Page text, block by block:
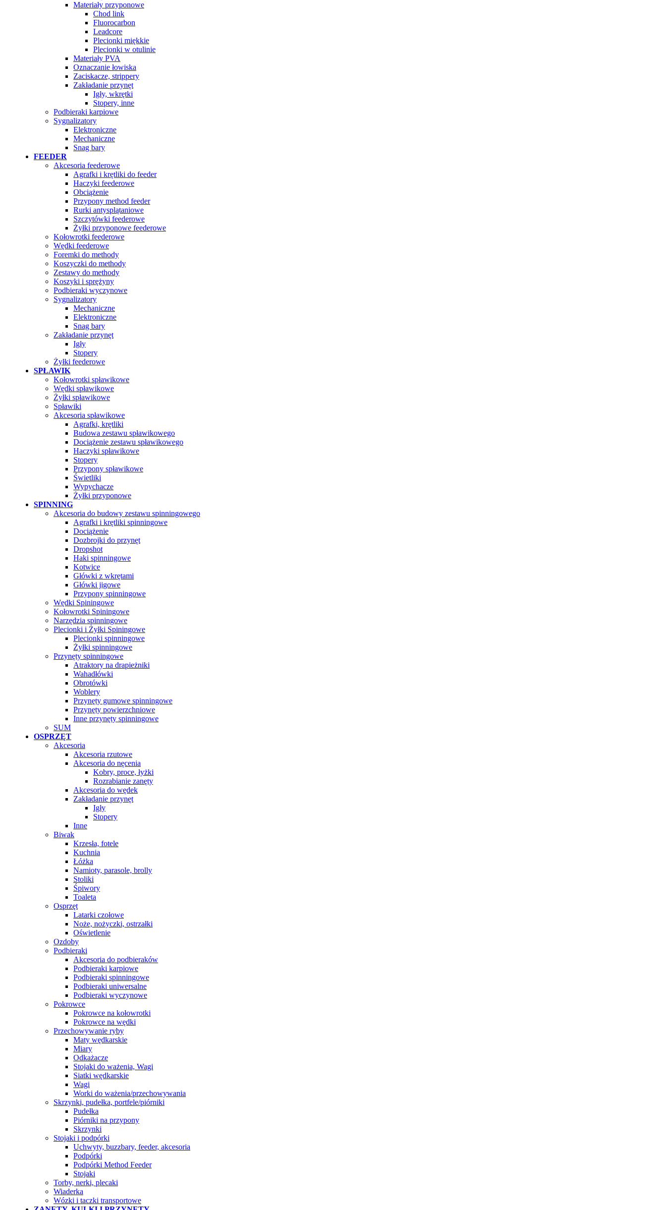
Materiały przyponowe
Chod link
Fluorocarbon
Leadcore
Plecionki miękkie
Plecionki w otulinie
Materiały PVA
Oznaczanie łowiska
Zaciskacze, strippery
Zakładanie przynęt
Igły, wkrętki
Stopery, inne
Podbieraki karpiowe
Sygnalizatory
Elektroniczne
Mechaniczne
Snag bary
FEEDER
Akcesoria feederowe
Agrafki i krętliki do feeder
Haczyki feederowe
Obciążenie
Przypony method feeder
Rurki antysplątaniowe
Szczytówki feederowe
Żyłki przyponowe feederowe
Kołowrotki feederowe
Wędki feederowe
Foremki do methody
Koszyczki do methody
Zestawy do methody
Koszyki i sprężyny
Podbieraki wyczynowe
Sygnalizatory
Mechaniczne
Elektroniczne
Snag bary
Zakładanie przynęt
Igły
Stopery
Żyłki feederowe
SPŁAWIK
Kołowrotki spławikowe
Wędki spławikowe
Żyłki spławikowe
Spławiki
Akcesoria spławikowe
Agrafki, krętliki
Budowa zestawu spławikowego
Dociążenie zestawu spławikowego
Haczyki spławikowe
Stopery
Przypony spławikowe
Świetliki
Wypychacze
Żyłki przyponowe
SPINNING
Akcesoria do budowy zestawu spinningowego
Agrafki i krętliki spinningowe
Dociążenie
Dozbrojki do przynęt
Dropshot
Haki spinningowe
Kotwice
Główki z wkrętami
Główki jigowe
Przypony spinningowe
Wędki Spiningowe
Kołowrotki Spiningowe
Narzędzia spinningowe
Plecionki i Żyłki Spiningowe
Plecionki spinningowe
Żyłki spinningowe
Przynęty spinningowe
Atraktory na drapieżniki
Wahadłówki
Obrotówki
Woblery
Przynęty gumowe spinningowe
Przynęty powierzchniowe
Inne przynęty spinningowe
SUM
OSPRZĘT
Akcesoria
Akcesoria rzutowe
Akcesoria do nęcenia
Kobry, proce, łyżki
Rozrabianie zanęty
Akcesoria do wędek
Zakładanie przynęt
Igły
Stopery
Inne
Biwak
Krzesła, fotele
Kuchnia
Łóżka
Namioty, parasole, brolly
Stoliki
Śpiwory
Toaleta
Osprzęt
Latarki czołowe
Noże, nożyczki, ostrzałki
Oświetlenie
Ozdoby
Podbieraki
Akcesoria do podbieraków
Podbieraki karpiowe
Podbieraki spinningowe
Podbieraki uniwersalne
Podbieraki wyczynowe
Pokrowce
Pokrowce na kołowrotki
Pokrowce na wędki
Przechowywanie ryby
Maty wędkarskie
Miary
Odkażacze
Stojaki do ważenia, Wagi
Siatki wędkarskie
Wagi
Worki do ważenia/przechowywania
Skrzynki, pudełka, portfele/piórniki
Pudełka
Piórniki na przypony
Skrzynki
Stojaki i podpórki
Uchwyty, buzzbary, feeder, akcesoria
Podpórki
Podpórki Method Feeder
Stojaki
Torby, nerki, plecaki
Wiaderka
Wózki i taczki transportowe